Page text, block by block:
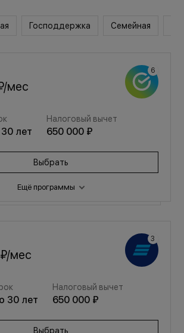
Господдержка Семейная
/мес
30 лет
Налоговый вычет
650 000 ₽
Выбрать
Ещё программы
/мес
30 650 000 ₽
Выбрать
/мес
30 лет
Налоговый вычет
650 000 ₽
Выбрать